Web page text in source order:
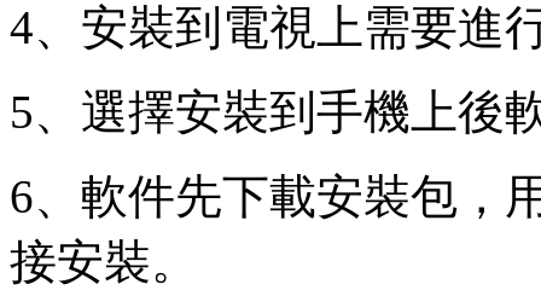
4、安裝到電視上需要進
5、選擇安裝到手機上後
6、軟件先下載安裝包，
接安裝。